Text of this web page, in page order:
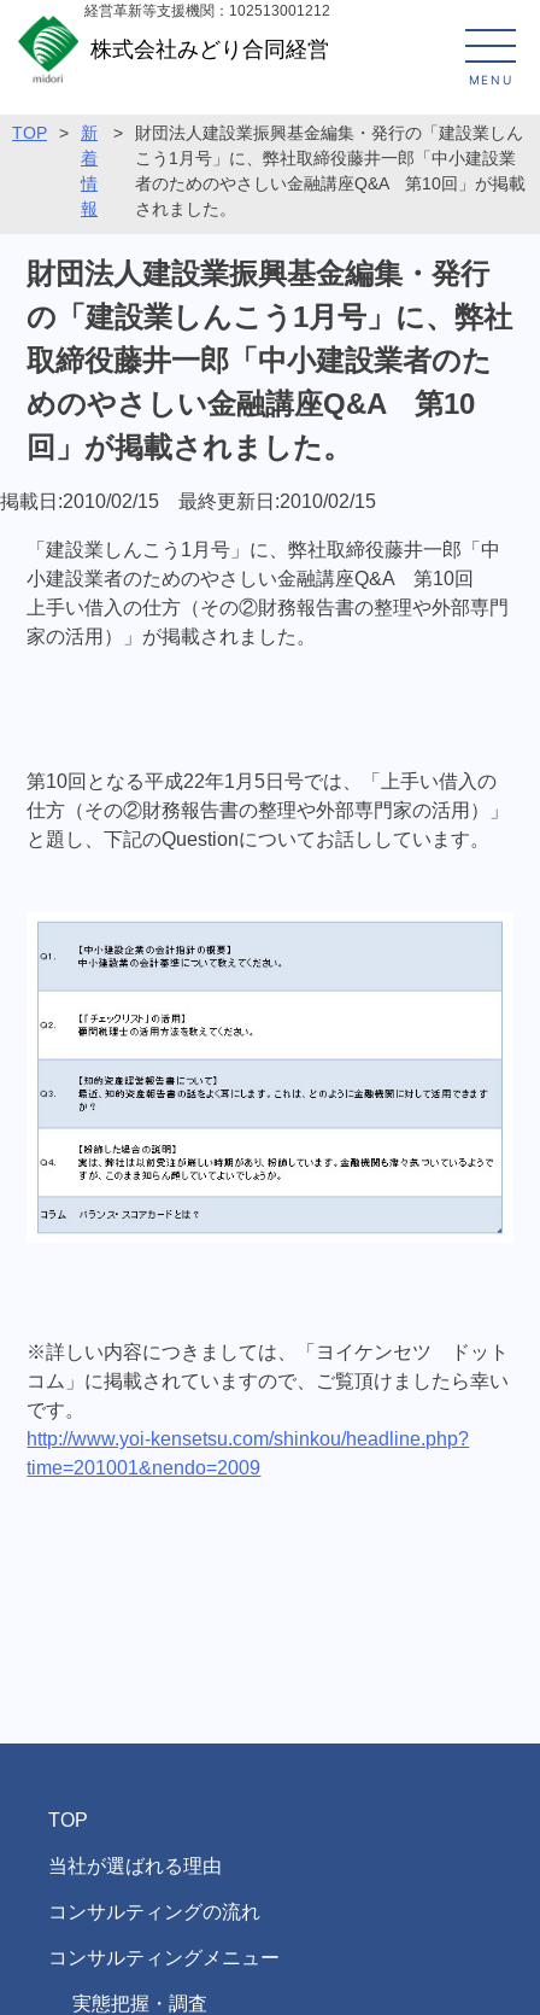
経営革新等支援機関：102513001212
株式会社みどり合同経営
MENU
TOP >
新
着
情
報
>
財団法人建設業振興基金編集・発行の「建設業しん
こう1月号」に、弊社取締役藤井一郎「中小建設業
者のためのやさしい金融講座Q&A 第10回」が掲載
されました。
財団法人建設業振興基金編集・発行
の「建設業しんこう1月号」に、弊社
取締役藤井一郎「中小建設業者のた
めのやさしい金融講座Q&A 第10
回」が掲載されました。
掲載日:2010/02/15 最終更新日:2010/02/15
「建設業しんこう1月号」に、弊社取締役藤井一郎「中
小建設業者のためのやさしい金融講座Q&A 第10回
上手い借入の仕方（その②財務報告書の整理や外部専門
家の活用）」が掲載されました。
第10回となる平成22年1月5日号では、「上手い借入の
仕方（その②財務報告書の整理や外部専門家の活用）」
と題し、下記のQuestionについてお話ししています。
※詳しい内容につきましては、「ヨイケンセツ ドット
コム」に掲載されていますので、ご覧頂けましたら幸い
です。
http://www.yoi-kensetsu.com/shinkou/headline.php?
time=201001&nendo=2009
TOP
当社が選ばれる理由
コンサルティングの流れ
コンサルティングメニュー
実態把握・調査